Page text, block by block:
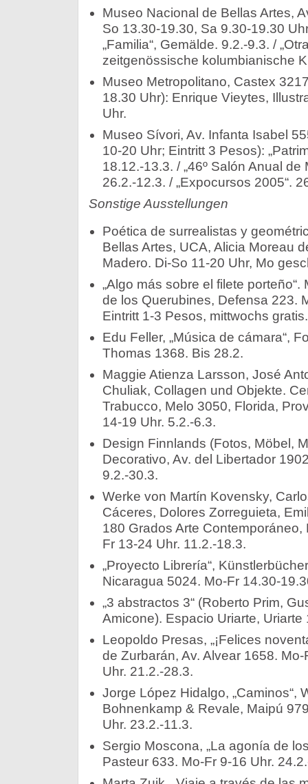
Museo Nacional de Bellas Artes,
So 13.30-19.30, Sa 9.30-19.30
„Familia“, Gemälde. 9.2.-9.3. /
zeitgenössische kolumbianische
Museo Metropolitano, Castex
18.30 Uhr): Enrique Vieytes,
Uhr.
Museo Sívori, Av. Infanta Isabel
10-20 Uhr; Eintritt 3 Pesos):
18.12.-13.3. / „46º Salón Anual de
26.2.-12.3. / „Expocursos 2005“.
Sonstige Ausstellungen
Poética de surrealistas y
Bellas Artes, UCA, Alicia Moreau
Madero. Di-So 11-20 Uhr, Mo
„Algo más sobre el filete
de los Querubines, Defensa 223.
Eintritt 1-3 Pesos, mittwochs
Edu Feller, „Música de cámara“,
Thomas 1368. Bis 28.2.
Maggie Atienza Larsson, José
Chuliak, Collagen und Objekte.
Trabucco, Melo 3050, Florida,
14-19 Uhr. 5.2.-6.3.
Design Finnlands (Fotos, Möbel,
Decorativo, Av. del Libertador
9.2.-30.3.
Werke von Martín Kovensky,
Cáceres, Dolores Zorreguieta,
180 Grados Arte
Fr 13-24 Uhr. 11.2.-18.3.
„Proyecto Librería“,
Nicaragua 5024. Mo-Fr 14.30-
„3 abstractos 3“ (Roberto Prim,
Amicone). Espacio Uriarte, Uriarte
Leopoldo Presas, „¡Felices
de Zurbarán, Av. Alvear 1658.
Uhr. 21.2.-28.3.
Jorge López Hidalgo, „Caminos“,
Bohnenkamp & Revale, Maipú
Uhr. 23.2.-11.3.
Sergio Moscona, „La agonía de
Pasteur 633. Mo-Fr 9-16 Uhr.